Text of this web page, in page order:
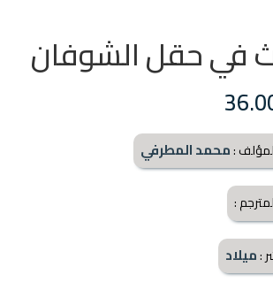
في حقل الشوفان
:محمد المطرفي
:
:ميلاد